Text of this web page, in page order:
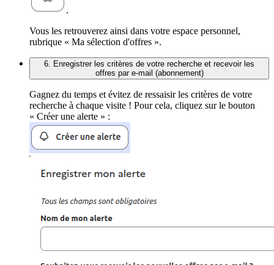
.
Vous les retrouverez ainsi dans votre espace personnel,
rubrique « Ma sélection d'offres ».
6. Enregistrer les critères de votre recherche et recevoir les
offres par e-mail (abonnement)
Gagnez du temps et évitez de ressaisir les critères de votre
recherche à chaque visite ! Pour cela, cliquez sur le bouton
« Créer une alerte » :